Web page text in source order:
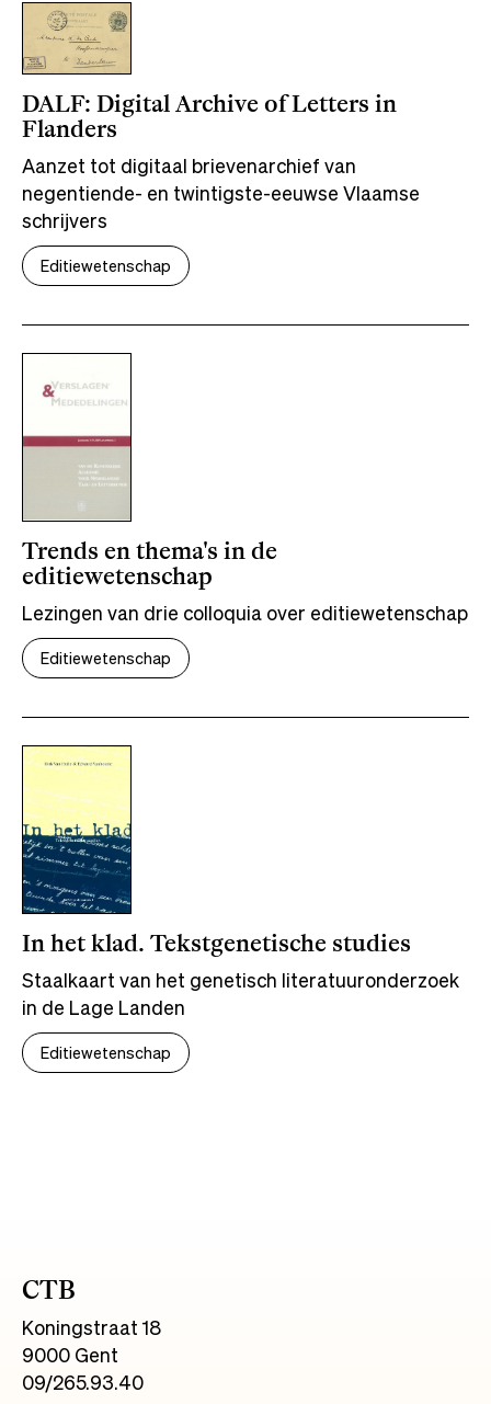
DALF: Digital Archive of Letters in
Flanders
Aanzet tot digitaal brievenarchief van
negentiende- en twintigste-eeuwse Vlaamse
schrijvers
Editiewetenschap
Trends en thema's in de
editiewetenschap
Lezingen van drie colloquia over editiewetenschap
Editiewetenschap
In het klad. Tekstgenetische studies
Staalkaart van het genetisch literatuuronderzoek
in de Lage Landen
Editiewetenschap
CTB
Koningstraat 18
9000 Gent
09/265.93.40